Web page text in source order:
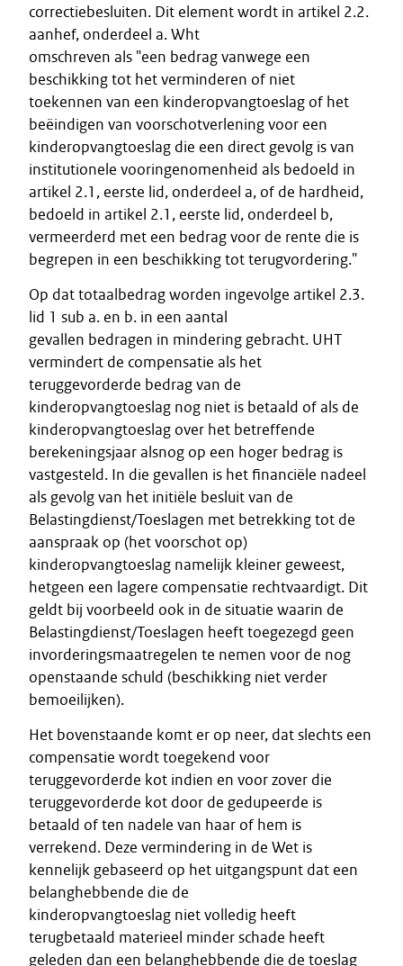
correctiebesluiten. Dit element wordt in artikel 2.2.
aanhef, onderdeel a. Wht
omschreven als "een bedrag vanwege een
beschikking tot het verminderen of niet
toekennen van een kinderopvangtoeslag of het
beëindigen van voorschotverlening voor een
kinderopvangtoeslag die een direct gevolg is van
institutionele vooringenomenheid als bedoeld in
artikel 2.1, eerste lid, onderdeel a, of de hardheid,
bedoeld in artikel 2.1, eerste lid, onderdeel b,
vermeerderd met een bedrag voor de rente die is
begrepen in een beschikking tot terugvordering."
Op dat totaalbedrag worden ingevolge artikel 2.3.
lid 1 sub a. en b. in een aantal
gevallen bedragen in mindering gebracht. UHT
vermindert de compensatie als het
teruggevorderde bedrag van de
kinderopvangtoeslag nog niet is betaald of als de
kinderopvangtoeslag over het betreffende
berekeningsjaar alsnog op een hoger bedrag is
vastgesteld. In die gevallen is het financiële nadeel
als gevolg van het initiële besluit van de
Belastingdienst/Toeslagen met betrekking tot de
aanspraak op (het voorschot op)
kinderopvangtoeslag namelijk kleiner geweest,
hetgeen een lagere compensatie rechtvaardigt. Dit
geldt bij voorbeeld ook in de situatie waarin de
Belastingdienst/Toeslagen heeft toegezegd geen
invorderingsmaatregelen te nemen voor de nog
openstaande schuld (beschikking niet verder
bemoeilijken).
Het bovenstaande komt er op neer, dat slechts een
compensatie wordt toegekend voor
teruggevorderde kot indien en voor zover die
teruggevorderde kot door de gedupeerde is
betaald of ten nadele van haar of hem is
verrekend. Deze vermindering in de Wet is
kennelijk gebaseerd op het uitgangspunt dat een
belanghebbende die de
kinderopvangtoeslag niet volledig heeft
terugbetaald materieel minder schade heeft
geleden dan een belanghebbende die de toeslag